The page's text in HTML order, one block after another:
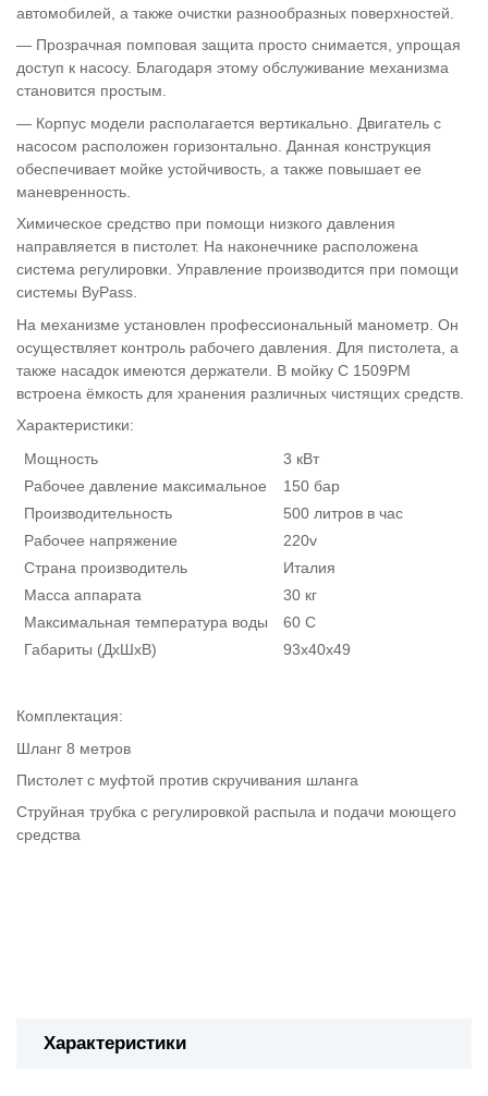
автомобилей, а также очистки разнообразных поверхностей.
— Прозрачная помповая защита просто снимается, упрощая
доступ к насосу. Благодаря этому обслуживание механизма
становится простым.
— Корпус модели располагается вертикально. Двигатель с
насосом расположен горизонтально. Данная конструкция
обеспечивает мойке устойчивость, а также повышает ее
маневренность.
Химическое средство при помощи низкого давления
направляется в пистолет. На наконечнике расположена
система регулировки. Управление производится при помощи
системы ByPass.
На механизме установлен профессиональный манометр. Он
осуществляет контроль рабочего давления. Для пистолета, а
также насадок имеются держатели. В мойку C 1509PM
встроена ёмкость для хранения различных чистящих средств.
Характеристики:
Мощность
3 кВт
Рабочее давление максимальное
150 бар
Производительность
500 литров в час
Рабочее напряжение
220v
Страна производитель
Италия
Масса аппарата
30 кг
Максимальная температура воды
60 C
Габариты (ДхШхВ)
93x40x49
Комплектация:
Шланг 8 метров
Пистолет с муфтой против скручивания шланга
Струйная трубка с регулировкой распыла и подачи моющего
средства
Характеристики